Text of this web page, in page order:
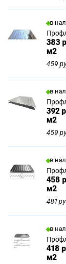
в
383
м2
459
в
392
м2
459
в
458
м2
481
в
418
м2